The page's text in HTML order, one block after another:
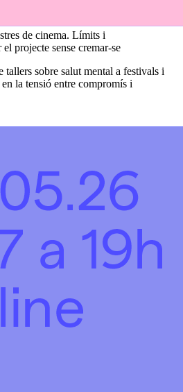
de cinema. Límits i
projecte sense cremar-se
tallers sobre salut mental a festivals i
la tensió entre compromís i